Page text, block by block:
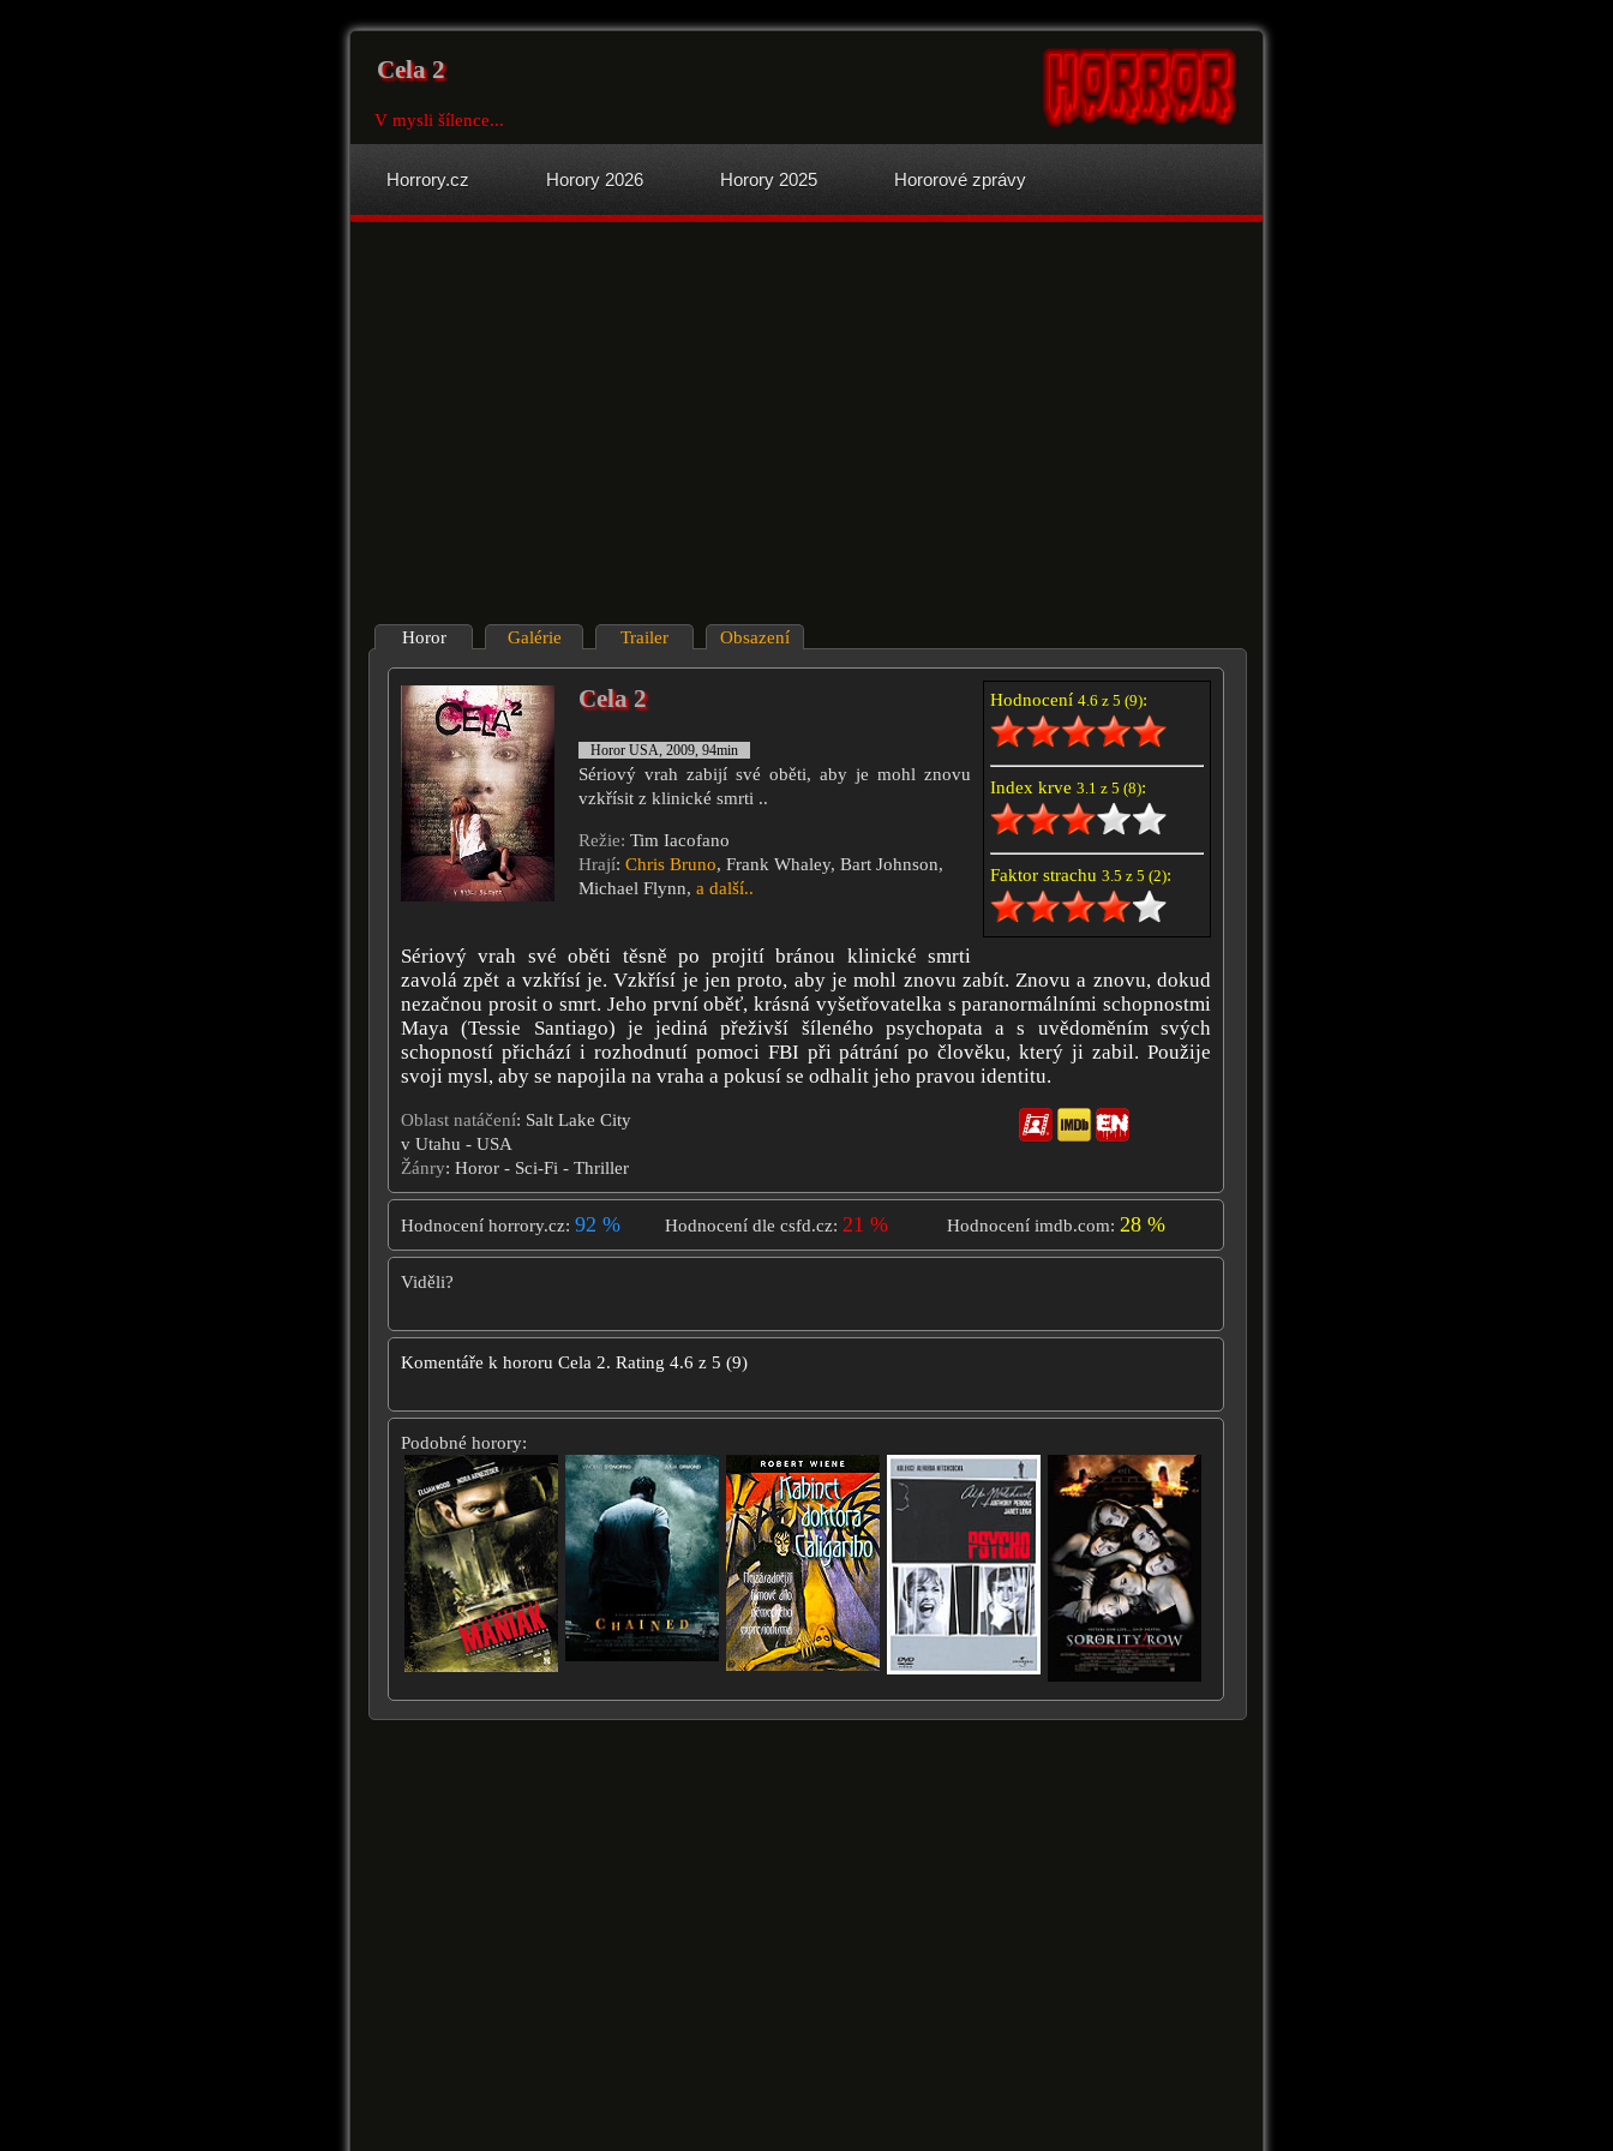
Cela 2
V mysli šílence...
Horrory.cz Horory 2026 Horory 2025 Hororové zprávy
Horor Galérie Trailer Obsazení
Hodnocení 4.6 z 5 (9):
Index krve 3.1 z 5 (8):
Faktor strachu 3.5 z 5 (2):
Cela 2
Horor USA, 2009, 94min
Sériový vrah zabijí své oběti, aby je mohl znovu
vzkřísit z klinické smrti ..
Režie: Tim Iacofano
Hrají: Chris Bruno, Frank Whaley, Bart Johnson,
Michael Flynn, a další..
Sériový vrah své oběti těsně po projití bránou klinické smrti
zavolá zpět a vzkřísí je. Vzkřísí je jen proto, aby je mohl znovu zabít. Znovu a znovu, dokud
nezačnou prosit o smrt. Jeho první oběť, krásná vyšetřovatelka s paranormálními schopnostmi
Maya (Tessie Santiago) je jediná přeživší šíleného psychopata a s uvědoměním svých
schopností přichází i rozhodnutí pomoci FBI při pátrání po člověku, který ji zabil. Použije
svoji mysl, aby se napojila na vraha a pokusí se odhalit jeho pravou identitu.
Oblast natáčení: Salt Lake City
v Utahu - USA
Žánry: Horor - Sci-Fi - Thriller
Hodnocení horrory.cz: 92 % Hodnocení dle csfd.cz: 21 % Hodnocení imdb.com: 28 %
Viděli?
Komentáře k hororu Cela 2. Rating 4.6 z 5 (9)
Podobné horory: